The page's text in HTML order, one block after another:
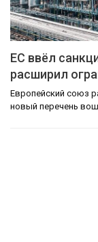
ЕС ввёл
расширил
Европейский союз
новый перечень